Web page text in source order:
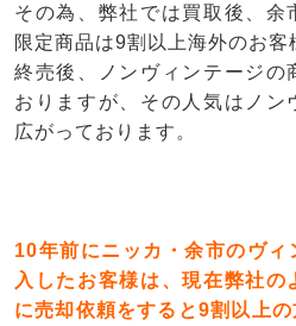
その為、弊社では買取後、余
限定商品は9割以上海外のお客
終売後、ノンヴィンテージの
おりますが、その人気はノン
広がっております。
10年前にニッカ・余市のヴ
入したお客様は、現在弊社の
に売却依頼をすると9割以上